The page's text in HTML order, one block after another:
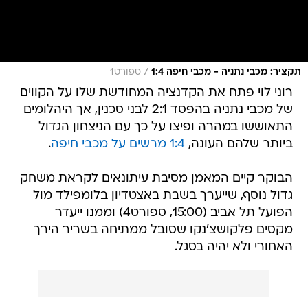
תקציר: מכבי נתניה - מכבי חיפה 1:4 / ספורט1
רוני לוי פתח את הקדנציה המחודשת שלו על הקווים
של מכבי נתניה בהפסד 2:1 לבני סכנין, אך היהלומים
התאוששו במהרה ופיצו על כך עם הניצחון הגדול
ביותר שלהם העונה, 1:4 מרשים על מכבי חיפה .
הבוקר קיים המאמן מסיבת עיתונאים לקראת משחק
גדול נוסף, שייערך בשבת באצטדיון בלומפילד מול
הפועל תל אביב (15:00, ספורט4) וממנו ייעדר
מקסים פלקושצ'נקו שסובל ממתיחה בשריר הירך
האחורי ולא יהיה בסגל.